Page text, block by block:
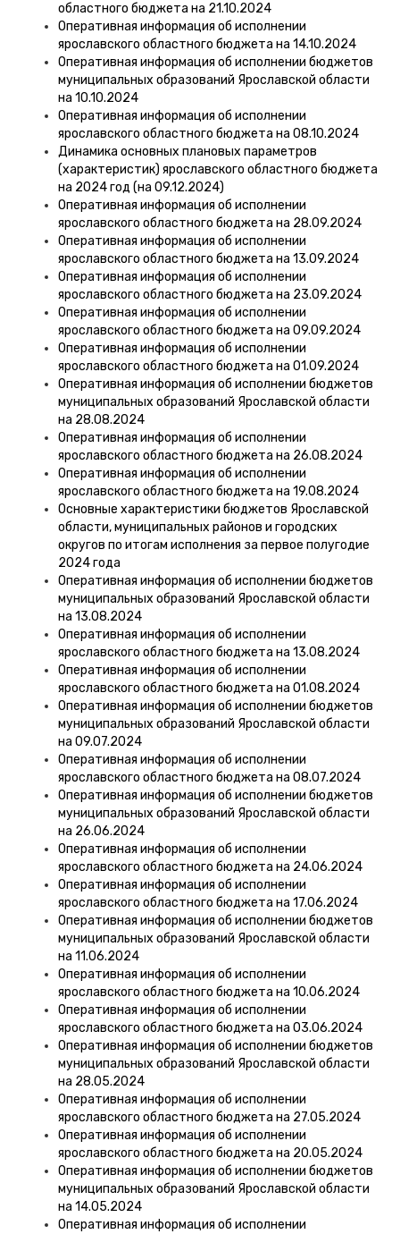
областного бюджета на 21.10.2024
Оперативная информация об исполнении
ярославского областного бюджета на 14.10.2024
Оперативная информация об исполнении бюджетов
муниципальных образований Ярославской области
на 10.10.2024
Оперативная информация об исполнении
ярославского областного бюджета на 08.10.2024
Динамика основных плановых параметров
(характеристик) ярославского областного бюджета
на 2024 год (на 09.12.2024)
Оперативная информация об исполнении
ярославского областного бюджета на 28.09.2024
Оперативная информация об исполнении
ярославского областного бюджета на 13.09.2024
Оперативная информация об исполнении
ярославского областного бюджета на 23.09.2024
Оперативная информация об исполнении
ярославского областного бюджета на 09.09.2024
Оперативная информация об исполнении
ярославского областного бюджета на 01.09.2024
Оперативная информация об исполнении бюджетов
муниципальных образований Ярославской области
на 28.08.2024
Оперативная информация об исполнении
ярославского областного бюджета на 26.08.2024
Оперативная информация об исполнении
ярославского областного бюджета на 19.08.2024
Основные характеристики бюджетов Ярославской
области, муниципальных районов и городских
округов по итогам исполнения за первое полугодие
2024 года
Оперативная информация об исполнении бюджетов
муниципальных образований Ярославской области
на 13.08.2024
Оперативная информация об исполнении
ярославского областного бюджета на 13.08.2024
Оперативная информация об исполнении
ярославского областного бюджета на 01.08.2024
Оперативная информация об исполнении бюджетов
муниципальных образований Ярославской области
на 09.07.2024
Оперативная информация об исполнении
ярославского областного бюджета на 08.07.2024
Оперативная информация об исполнении бюджетов
муниципальных образований Ярославской области
на 26.06.2024
Оперативная информация об исполнении
ярославского областного бюджета на 24.06.2024
Оперативная информация об исполнении
ярославского областного бюджета на 17.06.2024
Оперативная информация об исполнении бюджетов
муниципальных образований Ярославской области
на 11.06.2024
Оперативная информация об исполнении
ярославского областного бюджета на 10.06.2024
Оперативная информация об исполнении
ярославского областного бюджета на 03.06.2024
Оперативная информация об исполнении бюджетов
муниципальных образований Ярославской области
на 28.05.2024
Оперативная информация об исполнении
ярославского областного бюджета на 27.05.2024
Оперативная информация об исполнении
ярославского областного бюджета на 20.05.2024
Оперативная информация об исполнении бюджетов
муниципальных образований Ярославской области
на 14.05.2024
Оперативная информация об исполнении